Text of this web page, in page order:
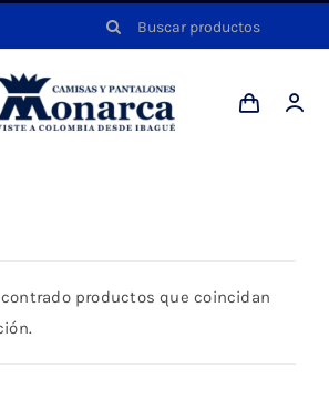
Buscar:
productos que coincidan